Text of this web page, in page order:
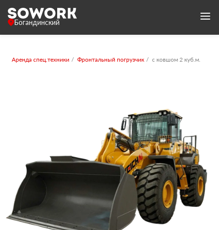
Богандинский
Аренда спец.техники Фронтальный погрузчик с ковшом 2 куб.м.